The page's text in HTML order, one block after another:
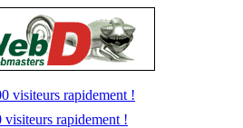
visiteurs rapidement !
visiteurs rapidement !